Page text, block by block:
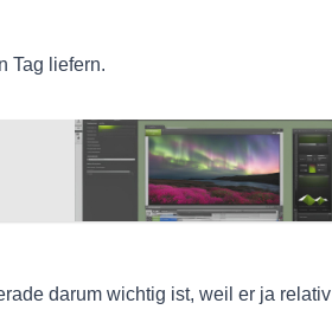
Tag liefern.
darum wichtig ist, weil er ja relativ